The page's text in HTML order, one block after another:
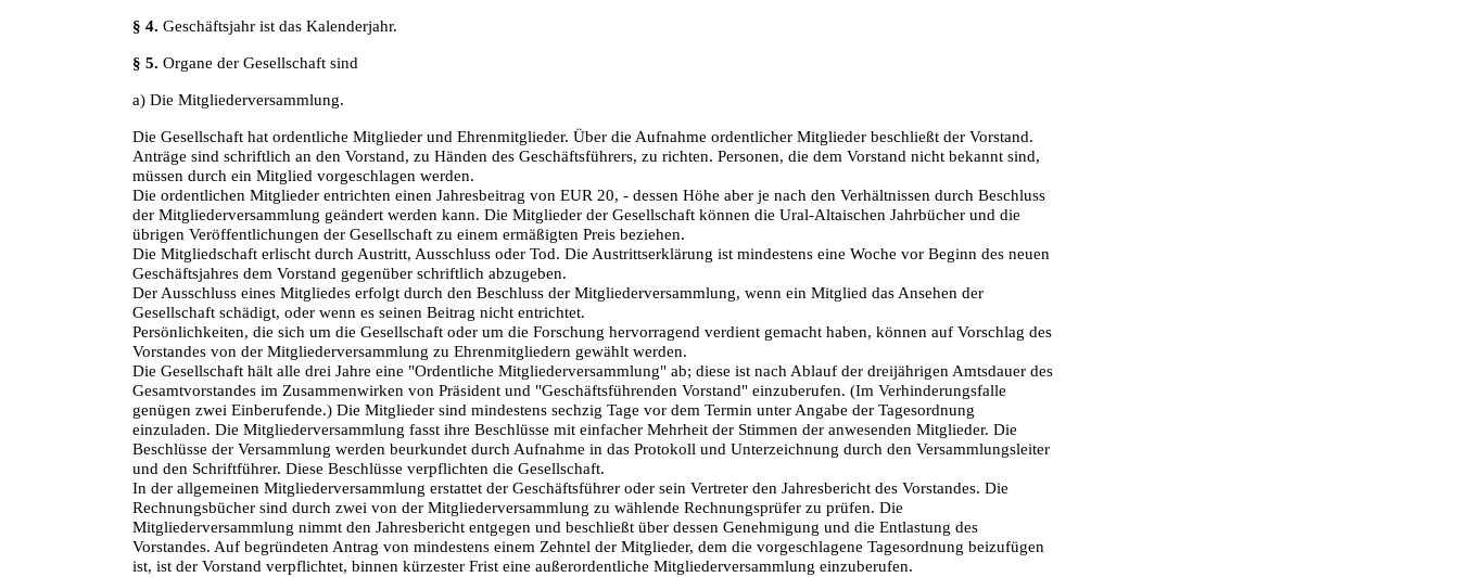
§ 4. Geschäftsjahr ist das Kalenderjahr.
§ 5. Organe der Gesellschaft sind
a) Die Mitgliederversammlung.
Die Gesellschaft hat ordentliche Mitglieder und Ehrenmitglieder. Über die Aufnahme ordentlicher Mitglieder beschließt der Vorstand.
Anträge sind schriftlich an den Vorstand, zu Händen des Geschäftsführers, zu richten. Personen, die dem Vorstand nicht bekannt sind,
müssen durch ein Mitglied vorgeschlagen werden.
Die ordentlichen Mitglieder entrichten einen Jahresbeitrag von EUR 20, - dessen Höhe aber je nach den Verhältnissen durch Beschluss
der Mitgliederversammlung geändert werden kann. Die Mitglieder der Gesellschaft können die Ural-Altaischen Jahrbücher und die
übrigen Veröffentlichungen der Gesellschaft zu einem ermäßigten Preis beziehen.
Die Mitgliedschaft erlischt durch Austritt, Ausschluss oder Tod. Die Austrittserklärung ist mindestens eine Woche vor Beginn des neuen
Geschäftsjahres dem Vorstand gegenüber schriftlich abzugeben.
Der Ausschluss eines Mitgliedes erfolgt durch den Beschluss der Mitgliederversammlung, wenn ein Mitglied das Ansehen der
Gesellschaft schädigt, oder wenn es seinen Beitrag nicht entrichtet.
Persönlichkeiten, die sich um die Gesellschaft oder um die Forschung hervorragend verdient gemacht haben, können auf Vorschlag des
Vorstandes von der Mitgliederversammlung zu Ehrenmitgliedern gewählt werden.
Die Gesellschaft hält alle drei Jahre eine "Ordentliche Mitgliederversammlung" ab; diese ist nach Ablauf der dreijährigen Amtsdauer des
Gesamtvorstandes im Zusammenwirken von Präsident und "Geschäftsführenden Vorstand" einzuberufen. (Im Verhinderungsfalle
genügen zwei Einberufende.) Die Mitglieder sind mindestens sechzig Tage vor dem Termin unter Angabe der Tagesordnung
einzuladen. Die Mitgliederversammlung fasst ihre Beschlüsse mit einfacher Mehrheit der Stimmen der anwesenden Mitglieder. Die
Beschlüsse der Versammlung werden beurkundet durch Aufnahme in das Protokoll und Unterzeichnung durch den Versammlungsleiter
und den Schriftführer. Diese Beschlüsse verpflichten die Gesellschaft.
In der allgemeinen Mitgliederversammlung erstattet der Geschäftsführer oder sein Vertreter den Jahresbericht des Vorstandes. Die
Rechnungsbücher sind durch zwei von der Mitgliederversammlung zu wählende Rechnungsprüfer zu prüfen. Die
Mitgliederversammlung nimmt den Jahresbericht entgegen und beschließt über dessen Genehmigung und die Entlastung des
Vorstandes. Auf begründeten Antrag von mindestens einem Zehntel der Mitglieder, dem die vorgeschlagene Tagesordnung beizufügen
ist, ist der Vorstand verpflichtet, binnen kürzester Frist eine außerordentliche Mitgliederversammlung einzuberufen.